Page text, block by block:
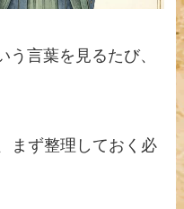
う言葉を見るたび、
まず整理しておく必